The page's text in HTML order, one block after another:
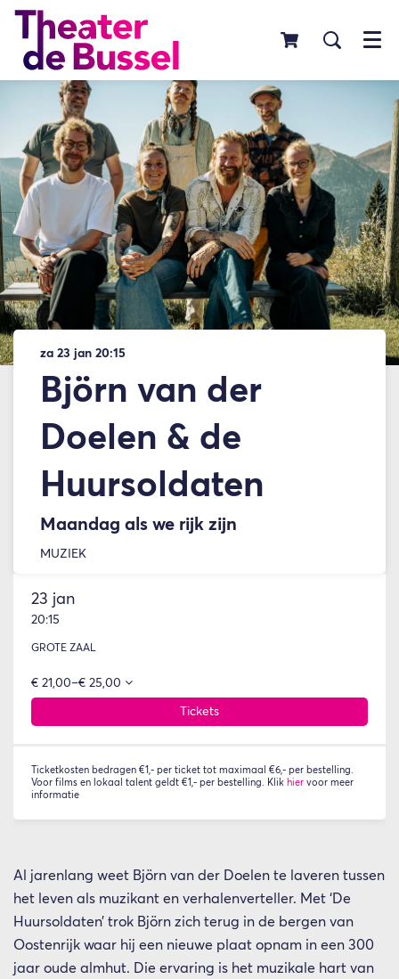
Menu
Björn van der
Doelen & de
Huursoldaten
Maandag als we rijk zijn
za 23 jan 20:15
MUZIEK
23 jan
20:15
GROTE ZAAL
€ 21,00–€ 25,00
Tickets
Ticketkosten bedragen €1,- per ticket tot maximaal €6,- per bestelling.
Voor films en lokaal talent geldt €1,- per bestelling. Klik hier voor meer
informatie
Al jarenlang weet Björn van der Doelen te laveren tussen
het leven als muzikant en verhalenverteller. Met ‘De
Huursoldaten’ trok Björn zich terug in de bergen van
Oostenrijk waar hij een nieuwe plaat opnam in een 300
jaar oude almhut. Die ervaring is het muzikale hart van